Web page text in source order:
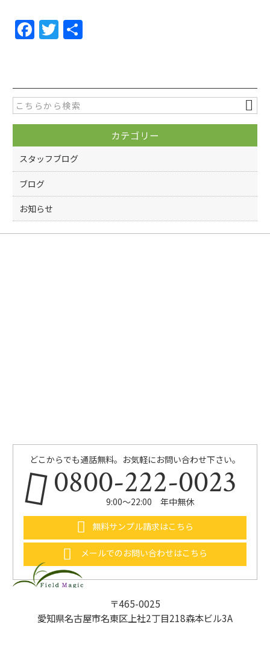
F
e
b
o
o
k
T
er
カテゴリー
スタッフブログ
ブログ
お知らせ
〒465-0025
愛知県名古屋市名東区上社2丁目218森本ビル3A
どこからでも通話無料。お気軽にお問い合わせ下さい。
0800-222-0023
9:00〜22:00 年中無休
無料サンプル請求はこちら
メールでのお問い合わせはこちら